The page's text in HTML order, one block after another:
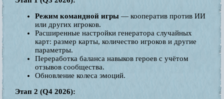
Режим командной игры — кооператив против ИИ
или других игроков.
Расширенные настройки генератора случайных
карт: размер карты, количество игроков и другие
параметры.
Переработка баланса навыков героев с учётом
отзывов сообщества.
Обновление колеса эмоций.
Этап 2 (Q4 2026):